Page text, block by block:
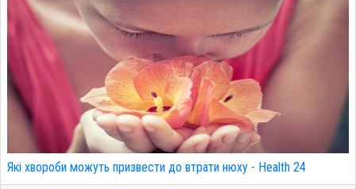
Які хвороби можуть призвести до втрати нюху - Health 24